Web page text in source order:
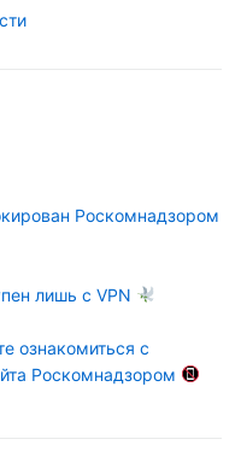
Роскомнадзором
лишь с VPN
ознакомиться с
Роскомнадзором